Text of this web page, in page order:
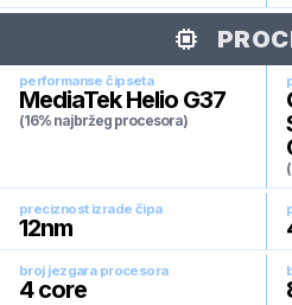
performanse čipseta
MediaTek Helio G37
(16% najbržeg procesora)
preciznost izrade čipa
12nm
broj jezgara procesora
4core